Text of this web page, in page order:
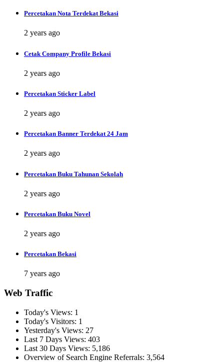
Percetakan Nota Terdekat Bekasi
2 years ago
Cetak Company Profile Bekasi
2 years ago
Percetakan Sticker Label
2 years ago
Percetakan Banner Terdekat 24 Jam
2 years ago
Percetakan Buku Tahunan Sekolah
2 years ago
Percetakan Buku Novel
2 years ago
Percetakan Bekasi
7 years ago
Web Traffic
Today's Views: 1
Today's Visitors: 1
Yesterday's Views: 27
Last 7 Days Views: 403
Last 30 Days Views: 5,186
Overview of Search Engine Referrals: 3,564